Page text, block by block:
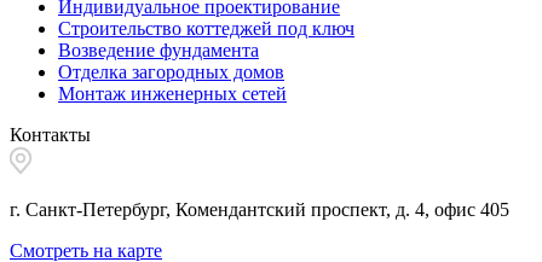
Индивидуальное проектирование
Строительство коттеджей под ключ
Возведение фундамента
Отделка загородных домов
Монтаж инженерных сетей
Контакты
г. Санкт-Петербург, Комендантский проспект, д. 4, офис 405
Смотреть на карте